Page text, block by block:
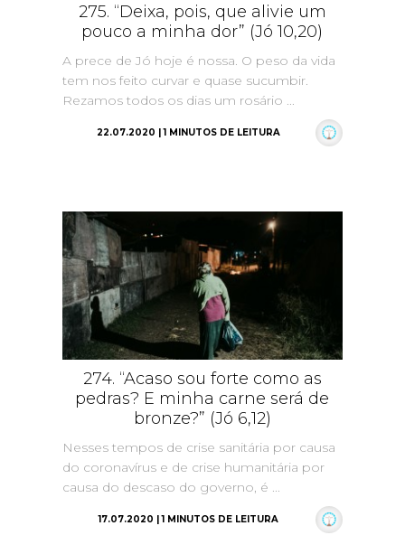
275. “Deixa, pois, que alivie um
pouco a minha dor” (Jó 10,20)
A prece de Jó hoje é nossa. O peso da vida
tem nos feito curvar e quase sucumbir.
Rezamos todos os dias um rosário ...
22.07.2020 | 1 MINUTOS DE LEITURA
274. “Acaso sou forte como as
pedras? E minha carne será de
bronze?” (Jó 6,12)
Nesses tempos de crise sanitária por causa
do coronavírus e de crise humanitária por
causa do descaso do governo, é ...
17.07.2020 | 1 MINUTOS DE LEITURA